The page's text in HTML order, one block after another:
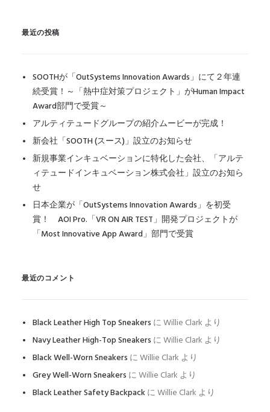
最近の投稿
SOOTHが「OutSystems Innovation Awards」にて２年連
続受賞！～「熱中症対策プロジェクト」がHuman Impact
Award部門で受賞～
アルティテュードグループの紹介ムービーが完成！
新会社「SOOTH (スース)」設立のお知らせ
新規事業インキュベーションに特化した会社、「アルテ
ィテュードインキュベーション株式会社」設立のお知ら
せ
日本企業が「OutSystems Innovation Awards」を初受
賞！ AOI Pro.「VR ON AIR TEST」開発プロジェクトが
「Most Innovative App Award」部門で受賞
最近のコメント
Black Leather High Top Sneakers にWillie Clark より
Navy Leather High-Top Sneakers にWillie Clark より
Black Well-Worn Sneakers にWillie Clark より
Grey Well-Worn Sneakers にWillie Clark より
Black Leather Safety BackpackにWillie Clark より